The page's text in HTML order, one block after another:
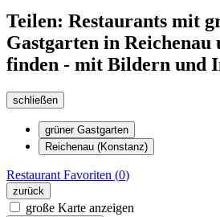
Teilen: Restaurants mit
Gastgarten in Reichenau
finden - mit Bildern und
schließen
grüner Gastgarten
Reichenau (Konstanz)
Restaurant Favoriten (0)
zurück
große Karte anzeigen